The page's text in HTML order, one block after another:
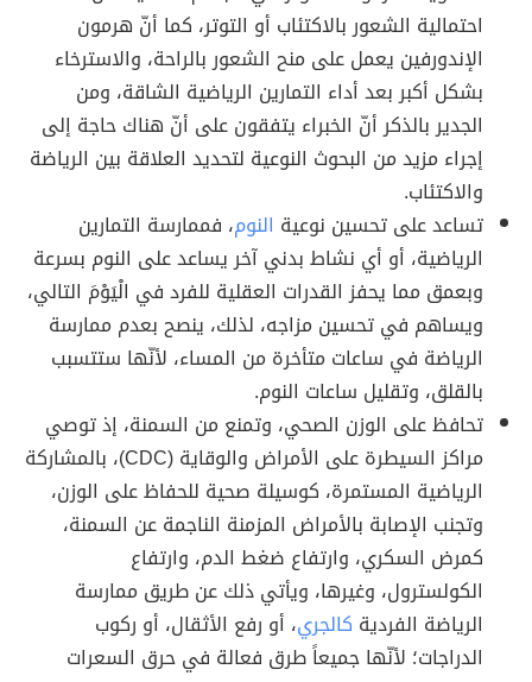
احتمالية الشعور بالاكتئاب أو التوتر، كما أنّ هرمون
الإندورفين يعمل على منح الشعور بالراحة، والاسترخاء
بشكل أكبر بعد أداء التمارين الرياضية الشاقة، ومن
الجدير بالذكر أنّ الخبراء يتفقون على أنّ هناك حاجة إلى
إجراء مزيد من البحوث النوعية لتحديد العلاقة بين الرياضة
والاكتئاب.
تساعد على تحسين نوعية النوم، فممارسة التمارين
الرياضية، أو أي نشاط بدني آخر يساعد على النوم بسرعة
وبعمق مما يحفز القدرات العقلية للفرد في الْيَوْمَ التالي،
ويساهم في تحسين مزاجه، لذلك، ينصح بعدم ممارسة
الرياضة في ساعات متأخرة من المساء، لأنّها ستتسبب
بالقلق، وتقليل ساعات النوم.
تحافظ على الوزن الصحي، وتمنع من السمنة، إذ توصي
مراكز السيطرة على الأمراض والوقاية (CDC)، بالمشاركة
الرياضية المستمرة، كوسيلة صحية للحفاظ على الوزن،
وتجنب الإصابة بالأمراض المزمنة الناجمة عن السمنة،
كمرض السكري، وارتفاع ضغط الدم، وارتفاع
الكولسترول، وغيرها، ويأتي ذلك عن طريق ممارسة
الرياضة الفردية كالجري، أو رفع الأثقال، أو ركوب
الدراجات؛ لأنّها جميعاً طرق فعالة في حرق السعرات